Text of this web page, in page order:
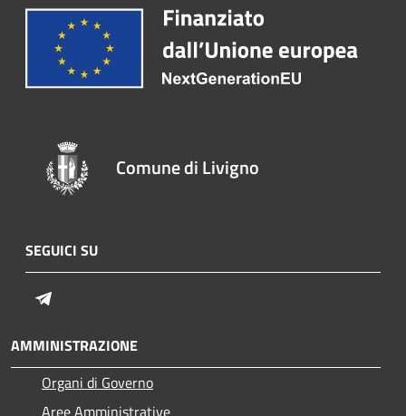
Comune di Livigno
SEGUICI SU
AMMINISTRAZIONE
Organi di Governo
Aree Amministrative